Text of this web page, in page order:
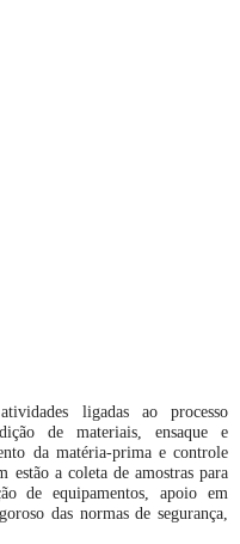
ligadas ao processo
de materiais, ensaque e
da matéria-prima e controle
estão a coleta de amostras para
de equipamentos, apoio em
das normas de segurança,